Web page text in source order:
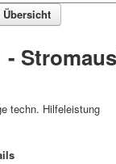
Übersicht
-
techn. Hilfeleistung